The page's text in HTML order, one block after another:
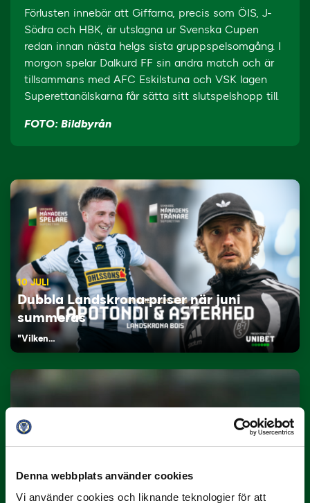
Denna webbplats använder cookies
Vi använder cookies och liknande teknologier för att
Förlusten innebär att Giffarna, precis som ÖIS, J-
Södra och HBK, är utslagna ur Svenska Cupen
redan innan nästa helgs sista gruppspelsomgång. I
morgon spelar Dalkurd FF sin andra match och är
tillsammans med AFC Eskilstuna och VSK lagen
Superettanälskarna får sätta sitt slutspelshopp till.
FOTO: Bildbyrån
10 JULI
Dubbla Landskrona-priser när juni
summeras
"Vilken…
9 JULI
Han gjorde Månadens Mål i juni: ”En